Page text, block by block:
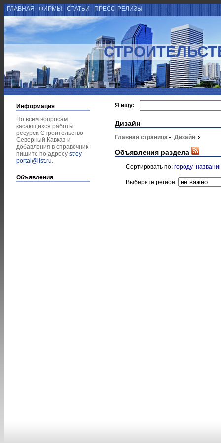
ГЛАВНАЯ ФИРМЫ СТАТЬИ ПРЕСС-РЕЛИЗЫ
Информация
По всем вопросам
касающихся работы
ресурса Строительство
Северный Кавказ и
добавления в справочник
пишите по адресу stroy-
portal@list.ru.
Объявления
Я ищу:
Дизайн
Главная страница Дизайн
Объявления раздела
Сортировать по: городу
Выберите регион: